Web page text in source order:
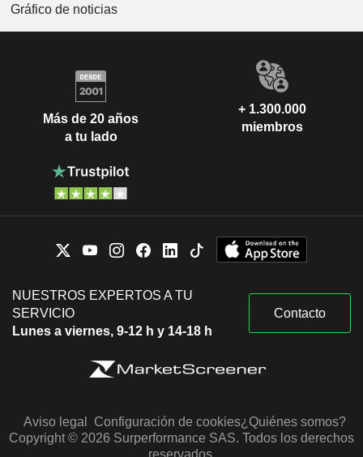
Gráfico de noticias
Más de 20 años
a tu lado
+ 1.300.000
miembros
NUESTROS EXPERTOS A TU
SERVICIO
Lunes a viernes, 9-12 h y 14-18 h
Contacto
Aviso legal Configuración de cookies¿Quiénes somos?
Copyright © 2026 Surperformance SAS. Todos los derechos
reservados.